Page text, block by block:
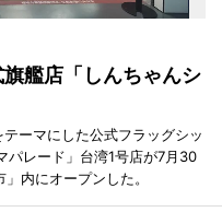
艦店「しんちゃんシ
ーマにした公式フラッグシッ
パレード」台湾1号店が7月30
内にオープンした。